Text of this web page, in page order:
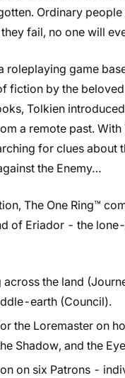
Ordinary
fail, no one will
roleplaying game
fiction by the
Tolkien
a remote past.
for clues about
the Enemy…
The One Ring™
of Eriador - the
across the land
earth (Council).
the Loremaster on
Shadow, and the
on six Patrons -